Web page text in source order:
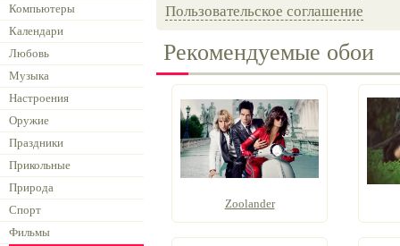
Компьютеры
Календари
Любовь
Музыка
Настроения
Оружие
Праздники
Прикольные
Природа
Спорт
Фильмы
Пользовательское соглашение
Рекомендуемые обои
Zoolander